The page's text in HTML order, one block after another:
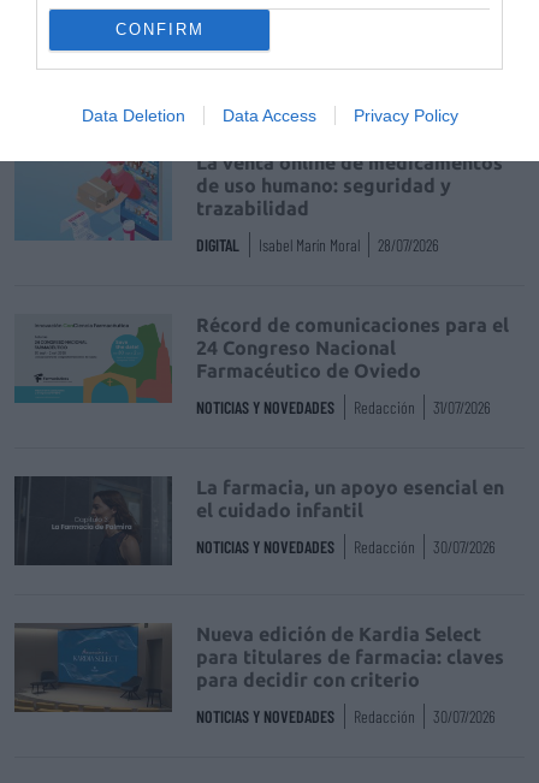
CONFIRM
Data Deletion Data Access Privacy Policy
Infarma Madrid 2018
La venta online de medicamentos
de uso humano: seguridad y
trazabilidad
DIGITAL Isabel Marín Moral 28/07/2026
Récord de comunicaciones para el
24 Congreso Nacional
Farmacéutico de Oviedo
NOTICIAS Y NOVEDADES Redacción 31/07/2026
La farmacia, un apoyo esencial en
el cuidado infantil
NOTICIAS Y NOVEDADES Redacción 30/07/2026
Nueva edición de Kardia Select
para titulares de farmacia: claves
para decidir con criterio
NOTICIAS Y NOVEDADES Redacción 30/07/2026